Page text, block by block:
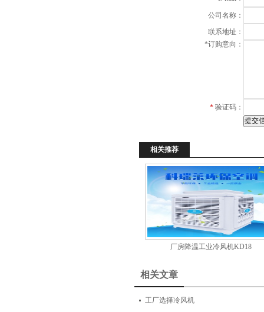
公司名称：
联系地址：
*订购意向：
* 验证码：
相关推荐
厂房降温工业冷风机KD18
相关文章
工厂选择冷风机